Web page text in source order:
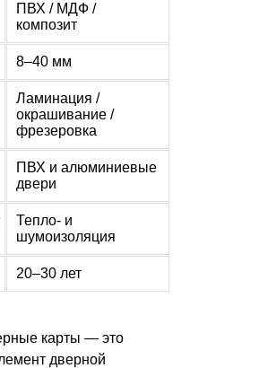
ПВХ / МДФ /
композит
8–40 мм
Ламинация /
окрашивание /
фрезеровка
ПВХ и алюминиевые
двери
Тепло- и
шумоизоляция
20–30 лет
карты — это
дверной